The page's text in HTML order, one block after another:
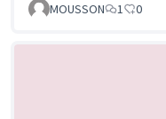
MOUSSON 1 0